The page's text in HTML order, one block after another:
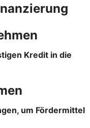
Kredit in die
um Fördermittel